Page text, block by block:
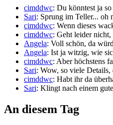
cimddwc: Du könntest ja
Sari: Sprung im Teller... oh
cimddwc: Wenn dieses
cimddwc: Geht leider nicht,
Angela: Voll schön, da
Angela: Ist ja witzig, wie
cimddwc: Aber höchstens
Sari: Wow, so viele Details,
cimddwc: Habt ihr da
Sari: Klingt nach einem
An diesem Tag